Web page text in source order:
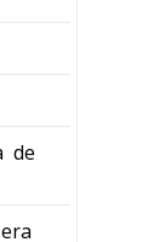
de